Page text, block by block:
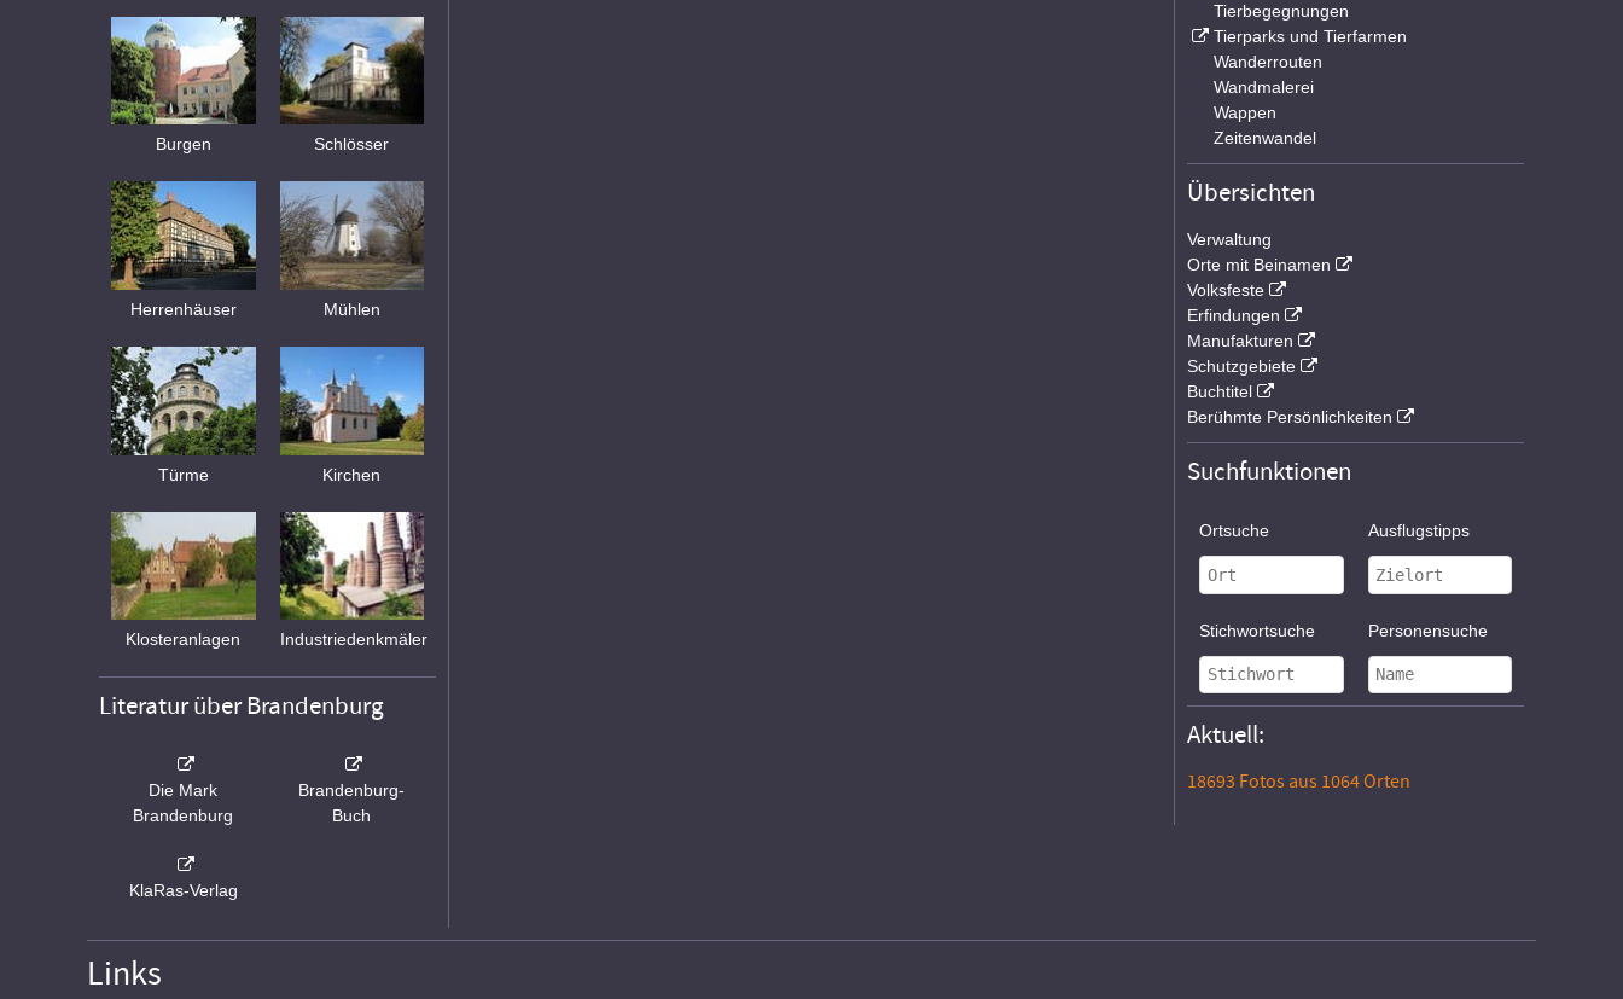
Burgen Schlösser
Herrenhäuser Mühlen
Türme Kirchen
Klosteranlagen Industriedenkmäler
Literatur über Brandenburg
Die Mark
Brandenburg
Brandenburg-
Buch
KlaRas-Verlag
Tierbegegnungen
Tierparks und Tierfarmen
Wanderrouten
Wandmalerei
Wappen
Zeitenwandel
Übersichten
Verwaltung
Orte mit Beinamen
Volksfeste
Erfindungen
Manufakturen
Schutzgebiete
Buchtitel
Berühmte Persönlichkeiten
Suchfunktionen
Ortsuche Ausflugstipps
Stichwortsuche Personensuche
Aktuell:
18693 Fotos aus 1064 Orten
Links